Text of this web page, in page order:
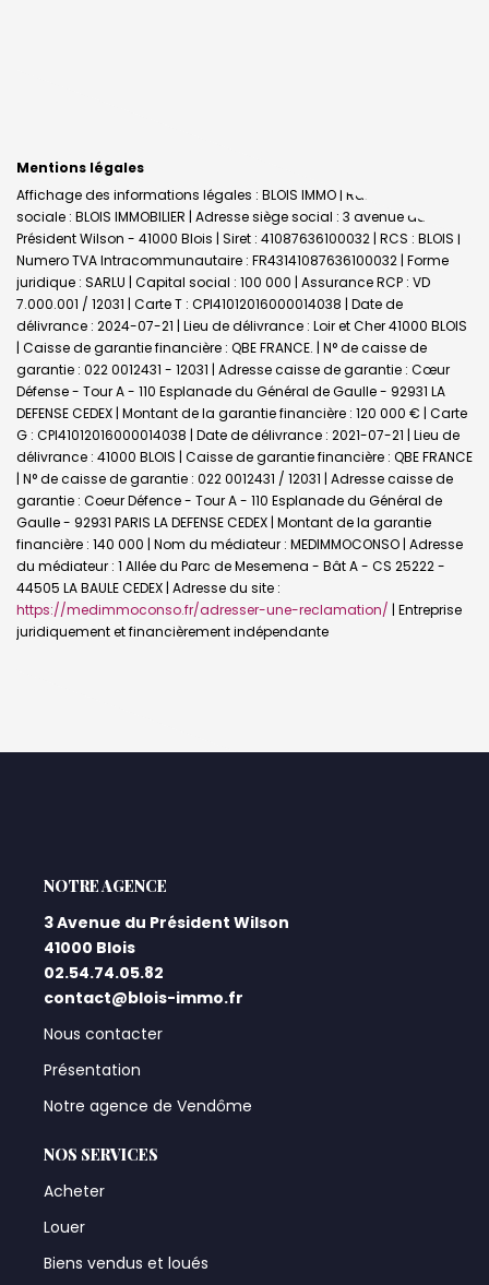
Mentions légales
Affichage des informations légales : BLOIS IMMO | Raison
sociale : BLOIS IMMOBILIER | Adresse siège social : 3 avenue du
Président Wilson - 41000 Blois | Siret : 41087636100032 | RCS : BLOIS |
Numero TVA Intracommunautaire : FR43141087636100032 | Forme
juridique : SARLU | Capital social : 100 000 | Assurance RCP : VD
7.000.001 / 12031 | Carte T : CPI41012016000014038 | Date de
délivrance : 2024-07-21 | Lieu de délivrance : Loir et Cher 41000 BLOIS
| Caisse de garantie financière : QBE FRANCE. | N° de caisse de
garantie : 022 0012431 - 12031 | Adresse caisse de garantie : Cœur
Défense - Tour A - 110 Esplanade du Général de Gaulle - 92931 LA
DEFENSE CEDEX | Montant de la garantie financière : 120 000 € | Carte
G : CPI41012016000014038 | Date de délivrance : 2021-07-21 | Lieu de
délivrance : 41000 BLOIS | Caisse de garantie financière : QBE FRANCE
| N° de caisse de garantie : 022 0012431 / 12031 | Adresse caisse de
garantie : Coeur Défence - Tour A - 110 Esplanade du Général de
Gaulle - 92931 PARIS LA DEFENSE CEDEX | Montant de la garantie
financière : 140 000 | Nom du médiateur : MEDIMMOCONSO | Adresse
du médiateur : 1 Allée du Parc de Mesemena - Bât A - CS 25222 -
44505 LA BAULE CEDEX | Adresse du site :
https://medimmoconso.fr/adresser-une-reclamation/ | Entreprise
juridiquement et financièrement indépendante
L'AGENCE
3 Avenue du Président Wilson
41000 Blois
02.54.74.05.82
contact@blois-immo.fr
Nous contacter
Présentation
Notre agence de Vendôme
NOS SERVICES
Acheter
Louer
Biens vendus et loués